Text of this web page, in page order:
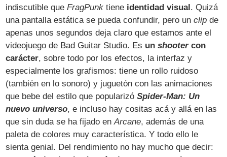
indiscutible queFragPunk tiene identidad visual. Quizá
una pantalla estática se pueda confundir, pero unclip de
apenas unos segundos deja claro que estamos ante el
videojuego de Bad Guitar Studio. Es unshootercon
carácter, sobre todo por los efectos, la interfaz y
especialmente los grafismos: tiene un rollo ruidoso
(también en lo sonoro) y juguetón con las animaciones
que bebe del estilo que popularizóSpider-Man: Un
nuevo universo, e incluso hay cositas acá y allá en las
que sin duda se ha fijado enArcane, además de una
paleta de colores muy característica. Y todo ello le
sienta genial. Del rendimiento no hay mucho que decir: